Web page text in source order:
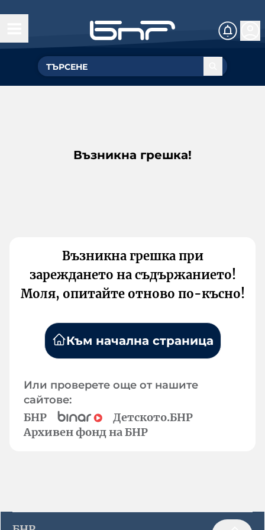
Възникна грешка!
Възникна грешка при
зареждането на съдържанието!
Моля, опитайте отново по-късно!
Към начална страница
Или проверете още от нашите
сайтове:
БНР
Детското.БНР
Архивен фонд на БНР